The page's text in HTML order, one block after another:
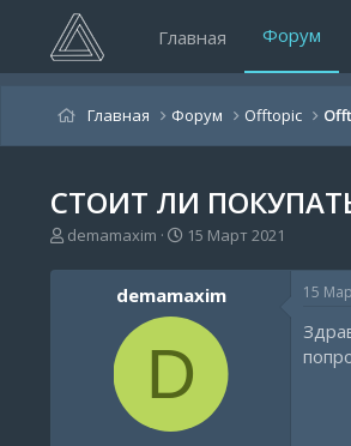
Главная Форум
Главная Форум Offtopic
СТОИТ ЛИ
А
т
demamaxim
Д
т
а
н
ч
а
а
15 Март 2021
demamaxim
D
15